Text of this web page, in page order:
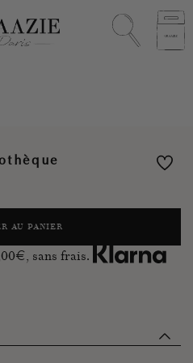
AU PANIER
€, sans frais.